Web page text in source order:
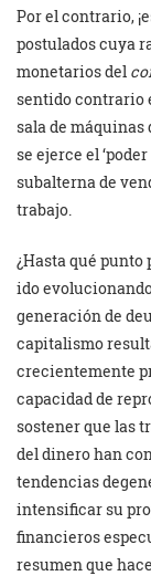
Por el contrario,
postulados cuya
monetarios del
sentido contrario
sala de máquinas
se ejerce el
subalterna de
trabajo.
¿Hasta qué punto
ido
generación de
capitalismo
crecientemente
capacidad de
sostener que las
del dinero han
tendencias
intensificar su
financieros
resumen que